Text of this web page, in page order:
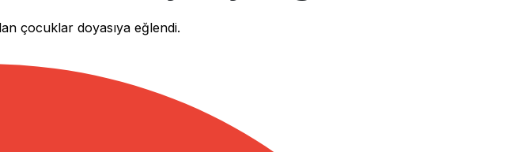
çocuklar doyasıya eğlendi.